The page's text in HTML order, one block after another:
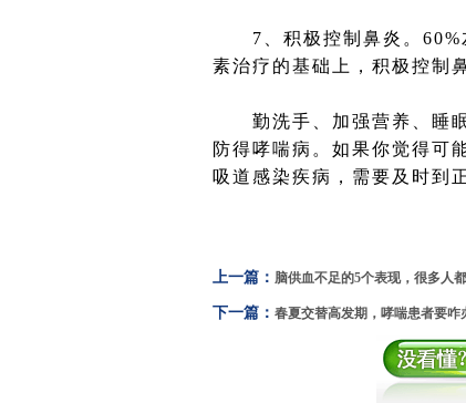
7、积极控制鼻炎。60%
素治疗的基础上，积极控制
勤洗手、加强营养、睡眠
防得哮喘病。如果你觉得可
吸道感染疾病，需要及时到
上一篇： 脑供血不足的5个表现，很多人
下一篇： 春夏交替高发期，哮喘患者要咋